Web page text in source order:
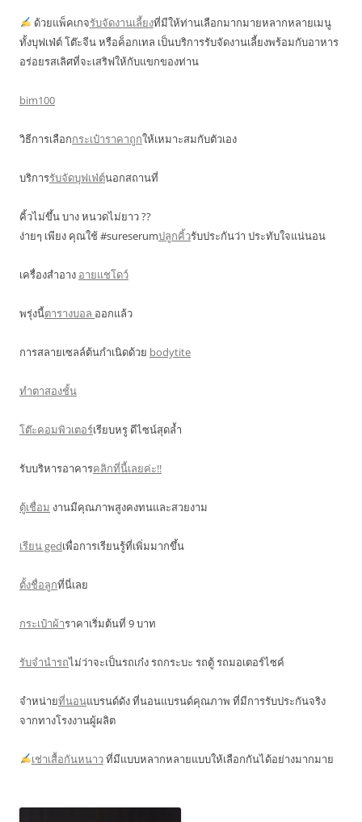
ด้วยแพ็คเกจรับจัดงานเลี้ยงที่มีให้ท่านเลือกมากมายหลากหลายเมนู
ทั้งบุฟเฟ่ต์ โต๊ะจีน หรือค็อกเทล เป็นบริการรับจัดงานเลี้ยงพร้อมกับอาหาร
อร่อยรสเลิศที่จะเสริฟให้กับแขกของท่าน
bim100
วิธีการเลือกกระเป๋าราคาถูกให้เหมาะสมกับตัวเอง
บริการรับจัดบุฟเฟ่ต์นอกสถานที่
คิ้วไม่ขึ้น บาง หนวดไม่ยาว ??
ง่ายๆ เพียง คุณใช้ #sureserumปลูกคิ้วรับประกันว่า ประทับใจแน่นอน
เครื่องสำอาง อายแชโดว์
พรุ่งนี้ตารางบอล ออกแล้ว
การสลายเซลล์ต้นกำเนิดด้วย bodytite
ทำตาสองชั้น
โต๊ะคอมพิวเตอร์เรียบหรู ดีไซน์สุดล้ำ
รับบริหารอาคารคลิกที่นี้เลยค่ะ!!
ตู้เชื่อม งานมีคุณภาพสูงคงทนและสวยงาม
เรียน gedเพื่อการเรียนรู้ที่เพิ่มมากขึ้น
ตั้งชื่อลูกที่นี่เลย
กระเป๋าผ้าราคาเริ่มต้นที่ 9 บาท
รับจำนำรถไม่ว่าจะเป็นรถเก๋ง รถกระบะ รถตู้ รถมอเตอร์ไซค์
จำหน่ายที่นอนแบรนด์ดัง ที่นอนแบรนด์คุณภาพ ที่มีการรับประกันจริง
จากทางโรงงานผู้ผลิต
เช่าเสื้อกันหนาวที่มีแบบหลากหลายแบบให้เลือกกันได้อย่างมากมาย